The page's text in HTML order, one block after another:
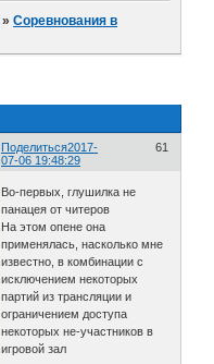
»Соревнования в
Поделиться 61
2017-
07-06 19:48:29
Во-первых, глушилка не
панацея от читеров
На этом опене она
применялась, насколько мне
известно, в комбинации с
исключением некоторых
партий из трансляции и
ограничением доступа
некоторых не-участников в
игровой зал